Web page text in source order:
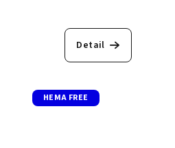
Detail
HEMA FREE